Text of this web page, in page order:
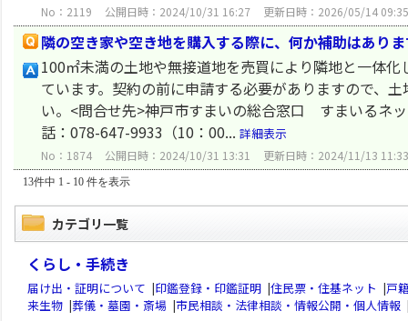
No：2119 公開日時：2024/10/31 16:27 更新日時：2026/05/14 09:35
隣の空き家や空き地を購入する際に、何か補助はあり
100㎡未満の土地や無接道地を売買により隣地と一体
ています。契約の前に申請する必要がありますので、
い。<問合せ先>神戸市すまいの総合窓口 すまいるネ
話：078-647-9933（10：00... 詳細表示
No：1874 公開日時：2024/10/31 13:31 更新日時：2024/11/13 11:33
13件中 1 - 10 件を表示
カテゴリ一覧
くらし・手続き
届け出・証明について |印鑑登録・印鑑証明 |住民票・住基ネット |戸
来生物 |葬儀・墓園・斎場 |市民相談・法律相談・情報公開・個人情報